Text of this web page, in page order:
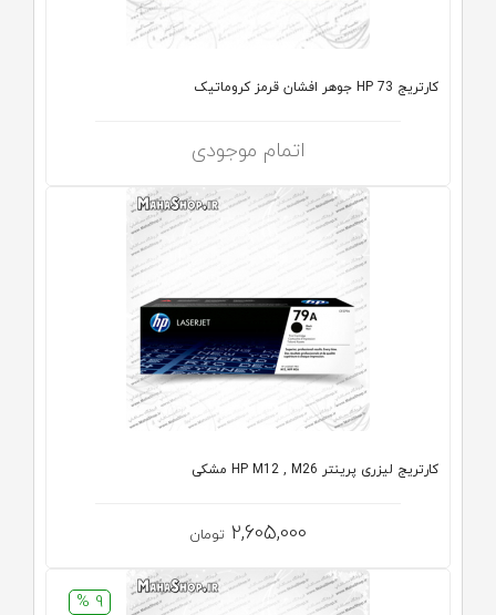
کارتریج HP 73 جوهر افشان قرمز کروماتیک
اتمام موجودی
کارتریج لیزری پرینتر HP M12 , M26 مشکی
2,605,000 تومان
9 %